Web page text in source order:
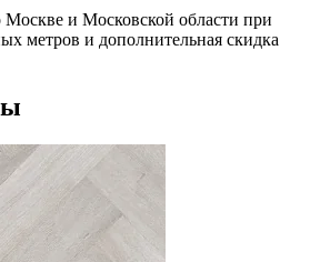
Москве и Московской области при
метров и дополнительная скидка